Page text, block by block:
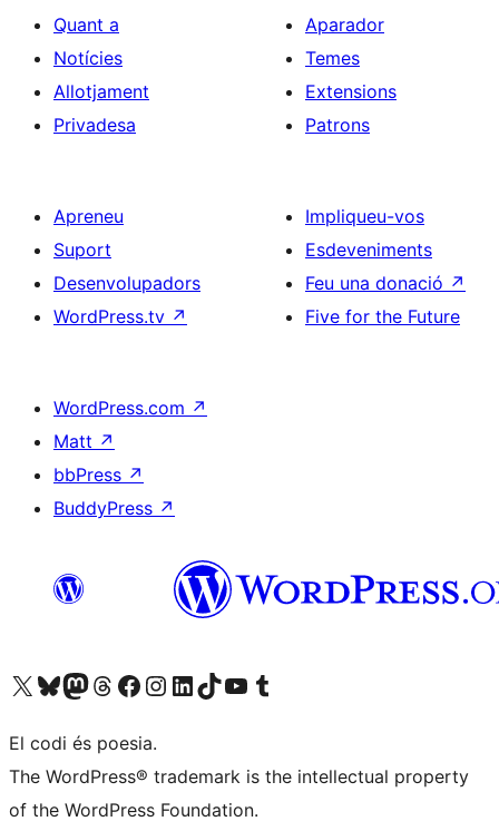
Quant a
Notícies
Allotjament
Privadesa
Aparador
Temes
Extensions
Patrons
Apreneu
Suport
Desenvolupadors
WordPress.tv ↗
Impliqueu-vos
Esdeveniments
Feu una donació ↗
Five for the Future
WordPress.com ↗
Matt ↗
bbPress ↗
BuddyPress ↗
Visiteu el nostre compte X (abans Twitter)
Visiteu el nostre compte de Bluesky
Visiteu el nostre compte al Mastodon
Visiteu el nostre compte de Threads
Visiteu la nostra pàgina al Facebook
Visiteu el nostre compte d'Instagram
Visiteu el nostre compte de LinkedIn
Visiteu el nostre compte de TikTok
Visiteu el nostre canal al YouTube
Visiteu el nostre compte de Tumblr
El codi és poesia.
The WordPress® trademark is the intellectual property
of the WordPress Foundation.